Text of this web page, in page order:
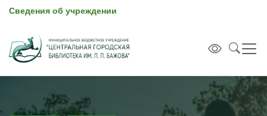
Сведения об учреждении